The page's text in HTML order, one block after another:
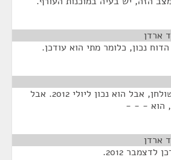
ארדן
נכון, כלומר מתי הוא עודכן.
הוא הונח עכשיו על השולחן, אבל הוא נכון ליולי 2012. אבל
הוא - - -
ארדן
2012.